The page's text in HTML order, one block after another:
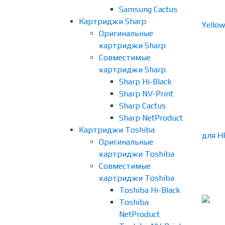
Samsung Cactus
Картриджи Sharp
Оригинальные
картриджи Sharp
Совместимые
картриджи Sharp
Sharp Hi-Black
Sharp NV-Print
Sharp Cactus
Sharp NetProduct
Картриджи Toshiba
Оригинальные
картриджи Toshiba
Совместимые
картриджи Toshiba
Toshiba Hi-Black
Toshiba
NetProduct